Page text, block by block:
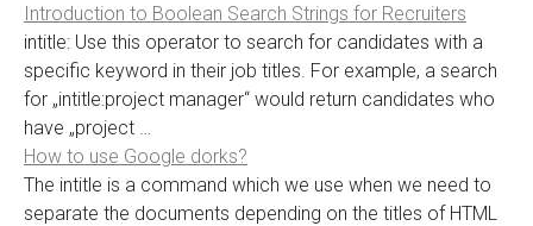
Introduction to Boolean Search Strings for Recruiters
intitle: Use this operator to search for candidates with a
specific keyword in their job titles. For example, a search
for „intitle:project manager“ would return candidates who
have „project …
How to use Google dorks?
The intitle is a command which we use when we need to
separate the documents depending on the titles of HTML